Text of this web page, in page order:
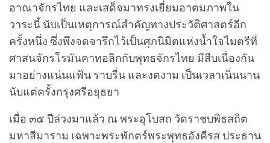
อาณาจักรไทย และเสด็จมาทรงเยี่ยมอาตมภาพใน
วาระนี้ นับเป็นเหตุการณ์สำคัญทางประวัติศาสตร์อีก
ครั้งหนึ่ง ซึ่งพึงจดจารึกไว้เป็นศุภนิมิตแห่งน้ำใจไมตรีที่
ศาสนจักรโรมันคาทอลิกกับพุทธจักรไทย มีสืบเนื่องกัน
มาอย่างแน่นแฟ้น ราบรื่น และงดงาม เป็นเวลาเนิ่นนาน
นับแต่ครั้งกรุงศรีอยุธยา
เมื่อ ๓๕ ปีล่วงมาแล้ว ณ พระอุโบสถ วัดราชบพิธสถิต
มหาสีมาราม เฉพาะพระพักตร์พระพุทธอังคีรส ประธาน